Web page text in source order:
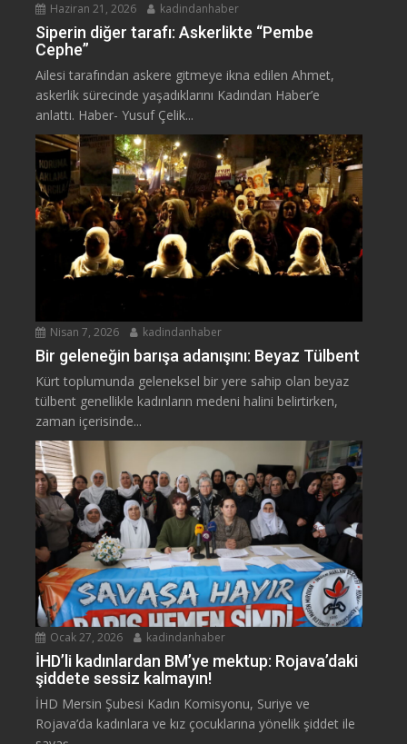
Haziran 21, 2026 kadindanhaber
Siperin diğer tarafı: Askerlikte “Pembe
Cephe”
Ailesi tarafından askere gitmeye ikna edilen Ahmet,
askerlik sürecinde yaşadıklarını Kadından Haber’e
anlattı. Haber- Yusuf Çelik...
Nisan 7, 2026 kadindanhaber
Bir geleneğin barışa adanışını: Beyaz Tülbent
Kürt toplumunda geleneksel bir yere sahip olan beyaz
tülbent genellikle kadınların medeni halini belirtirken,
zaman içerisinde...
Ocak 27, 2026 kadindanhaber
İHD’li kadınlardan BM’ye mektup: Rojava’daki
şiddete sessiz kalmayın!
İHD Mersin Şubesi Kadın Komisyonu, Suriye ve
Rojava’da kadınlara ve kız çocuklarına yönelik şiddet ile